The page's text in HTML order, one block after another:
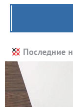
Последние